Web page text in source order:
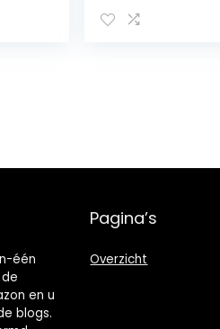
één
en u
blogs.
Pagina’s
Overzicht